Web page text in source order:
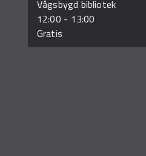
Vågsbygd bibliotek
12:00 - 13:00
Gratis